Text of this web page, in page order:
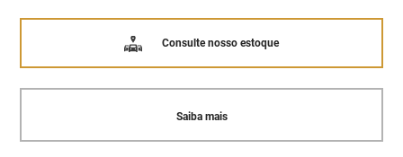
Consulte nosso estoque
Saiba mais